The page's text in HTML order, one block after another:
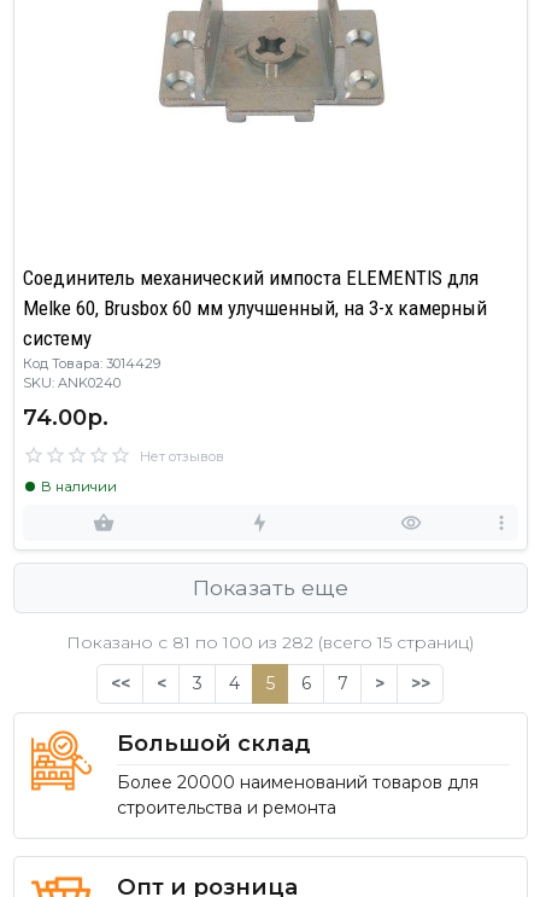
Соединитель механический импоста ELEMENTIS для
Melke 60, Brusbox 60 мм улучшенный, на 3-х камерный
систему
Код Товара: 3014429
SKU: ANK0240
74.00р.
Нет отзывов
В наличии
Показать еще
Показано с 81 по100 из 282 (всего 15 страниц)
<<
< 3 4 5 6 7 > >>
Большой склад
Более 20000 наименований товаров для
строительства и ремонта
Опт и розница